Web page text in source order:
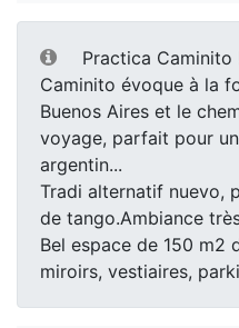
Practica Caminito
Caminito évoque à la
Buenos Aires et le
voyage, parfait pour
argentin...
Tradi alternatif nuevo,
de tango.Ambiance
Bel espace de 150 m2
miroirs, vestiaires,